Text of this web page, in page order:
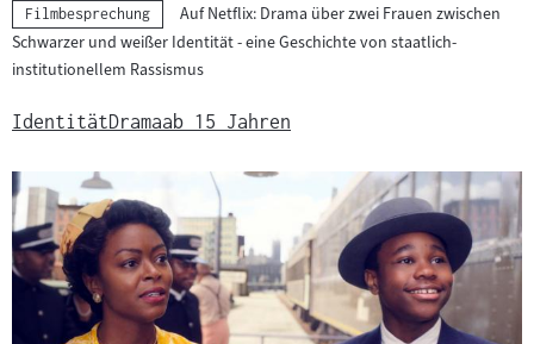
Kategorie:
Filmbesprechung
Auf Netflix: Drama über zwei Frauen zwischen
Schwarzer und weißer Identität - eine Geschichte von staatlich-
institutionellem Rassismus
IdentitätDramaab 15 Jahren